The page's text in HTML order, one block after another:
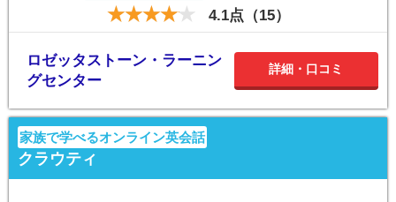
4.1点（15）
ロゼッタストーン・ラーニン
グセンター
詳細・口コミ
家族で学べるオンライン英会話
クラウティ